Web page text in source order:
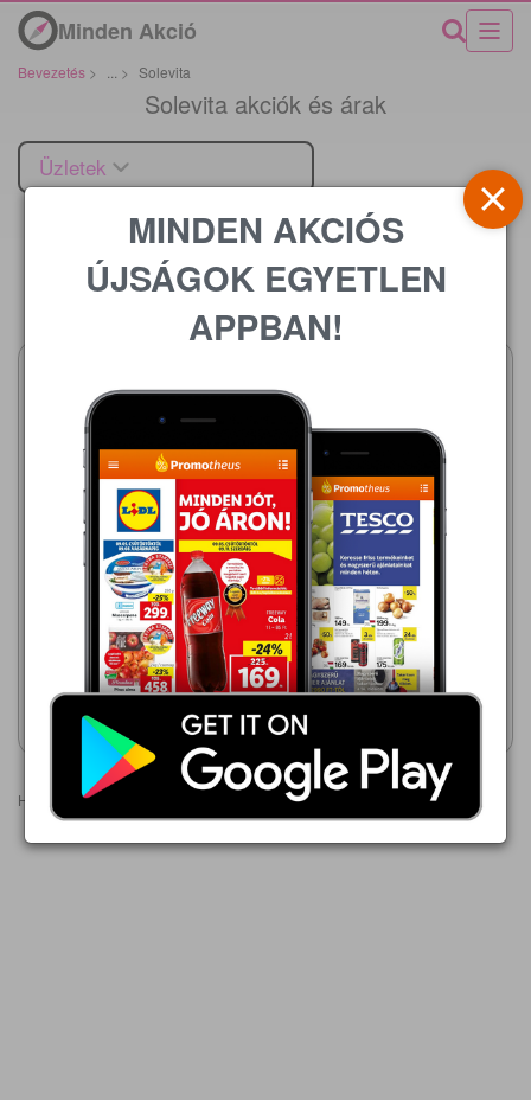
Minden Akció
Bevezetés > > Solevita
Solevita akciók és árak
Üzletek
Ár
2026.08.06 - 08.12
189,00 Ft
Solevita Őszibarack ital
Akciós újság
megtekintése
Lidl
2026.08.06 - 08.12
549,00 Ft
SOLEVITA Szörp cukorral
Akciós újság
megtekintése
Hirdetések
MINDEN AKCIÓS
ÚJSÁGOK EGYETLEN
APPBAN!